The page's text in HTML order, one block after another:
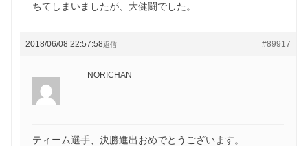
ちてしまいましたが、大健闘でした。
2018/06/08 22:57:58 #89917
返信
NORICHAN
ティーム選手、決勝進出おめでとうございます。